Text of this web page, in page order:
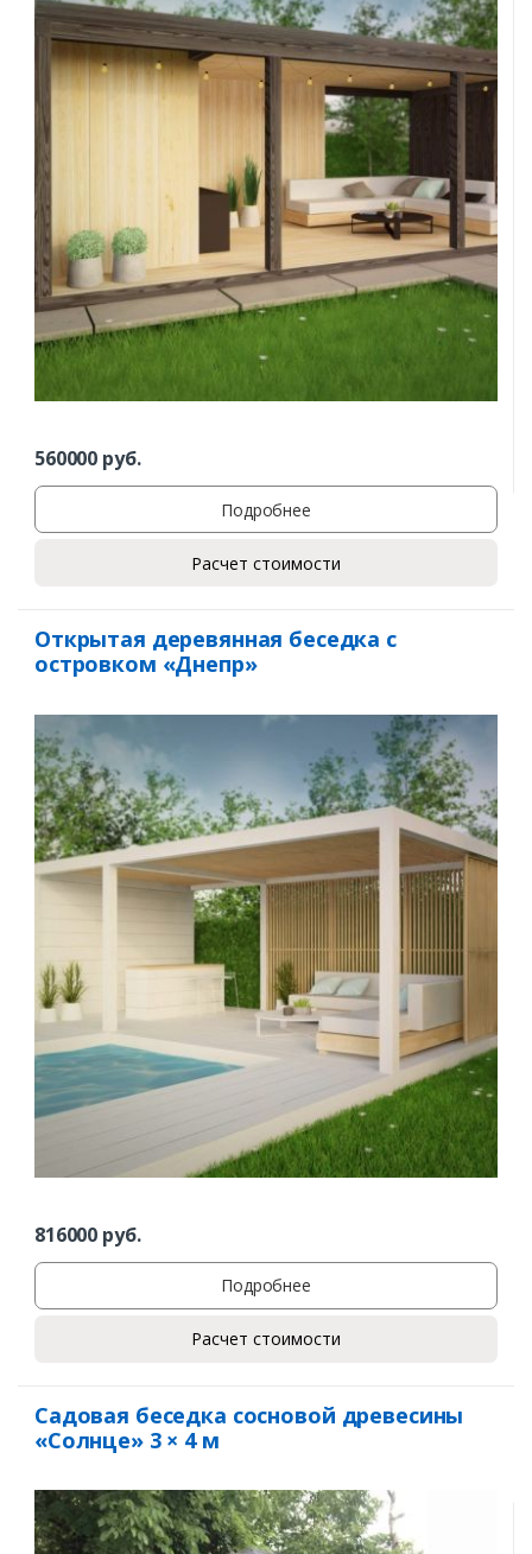
560000 руб.
Подробнее
Расчет стоимости
Открытая деревянная беседка с
островком «Днепр»
816000 руб.
Подробнее
Расчет стоимости
Садовая беседка сосновой древесины
«Солнце» 3 × 4 м